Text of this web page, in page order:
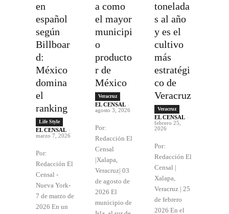
en
español
según
Billboar
d:
México
domina
el
ranking
Life Style
EL CENSAL -
marzo 7, 2026
Por:
Redacción El
Censal -
Nueva York-
7 de marzo de
2026 En un
a como
el mayor
municipi
o
producto
r de
México
Veracruz
EL CENSAL -
agosto 3, 2026
Por:
Redacción El
Censal
|Xalapa,
Veracruz| 03
de agosto de
2026 El
municipio de
tonelada
s al año
y es el
cultivo
más
estratégi
co de
Veracruz
Veracruz
EL CENSAL -
febrero 25,
2026
Por:
Redacción El
Censal |
Xalapa,
Veracruz | 25
de febrero
2026 En el